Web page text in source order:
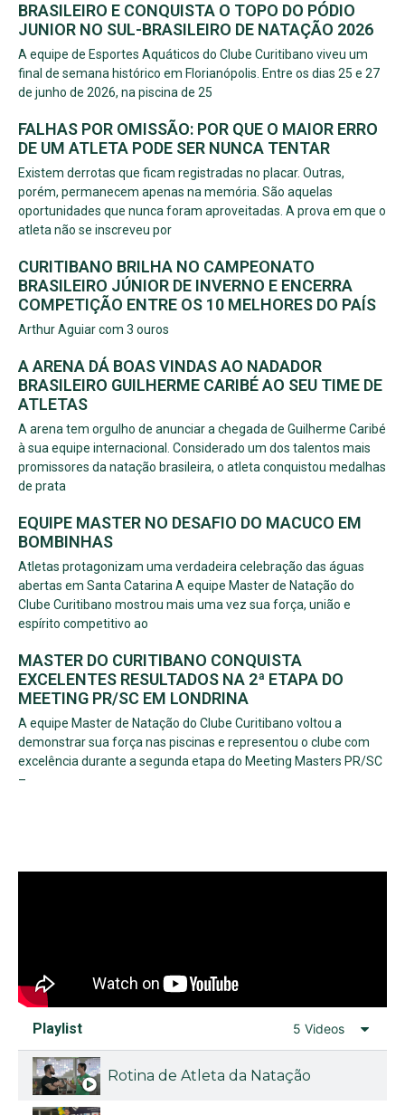
BRASILEIRO E CONQUISTA O TOPO DO PÓDIO
JUNIOR NO SUL-BRASILEIRO DE NATAÇÃO 2026
A equipe de Esportes Aquáticos do Clube Curitibano viveu um
final de semana histórico em Florianópolis. Entre os dias 25 e 27
de junho de 2026, na piscina de 25
FALHAS POR OMISSÃO: POR QUE O MAIOR ERRO
DE UM ATLETA PODE SER NUNCA TENTAR
Existem derrotas que ficam registradas no placar. Outras,
porém, permanecem apenas na memória. São aquelas
oportunidades que nunca foram aproveitadas. A prova em que o
atleta não se inscreveu por
CURITIBANO BRILHA NO CAMPEONATO
BRASILEIRO JÚNIOR DE INVERNO E ENCERRA
COMPETIÇÃO ENTRE OS 10 MELHORES DO PAÍS
Arthur Aguiar com 3 ouros
A ARENA DÁ BOAS VINDAS AO NADADOR
BRASILEIRO GUILHERME CARIBÉ AO SEU TIME DE
ATLETAS
A arena tem orgulho de anunciar a chegada de Guilherme Caribé
à sua equipe internacional. Considerado um dos talentos mais
promissores da natação brasileira, o atleta conquistou medalhas
de prata
EQUIPE MASTER NO DESAFIO DO MACUCO EM
BOMBINHAS
Atletas protagonizam uma verdadeira celebração das águas
abertas em Santa Catarina A equipe Master de Natação do
Clube Curitibano mostrou mais uma vez sua força, união e
espírito competitivo ao
MASTER DO CURITIBANO CONQUISTA
EXCELENTES RESULTADOS NA 2ª ETAPA DO
MEETING PR/SC EM LONDRINA
A equipe Master de Natação do Clube Curitibano voltou a
demonstrar sua força nas piscinas e representou o clube com
excelência durante a segunda etapa do Meeting Masters PR/SC
–
Playlist 5 Videos
Rotina de Atleta da Natação